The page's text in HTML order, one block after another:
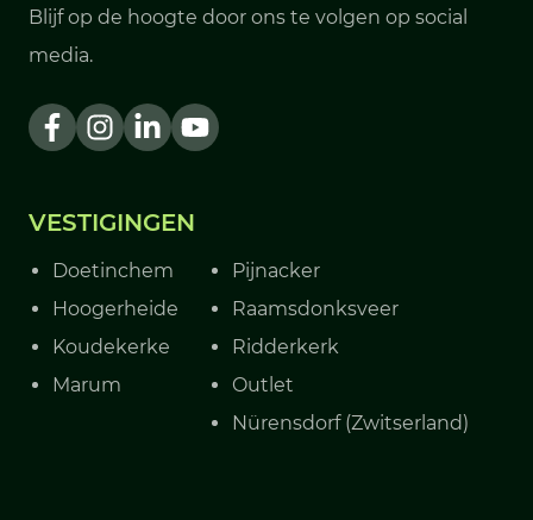
Blijf op de hoogte door ons te volgen op social
media.
VESTIGINGEN
Doetinchem
Hoogerheide
Koudekerke
Marum
Pijnacker
Raamsdonksveer
Ridderkerk
Outlet
Nürensdorf (Zwitserland)